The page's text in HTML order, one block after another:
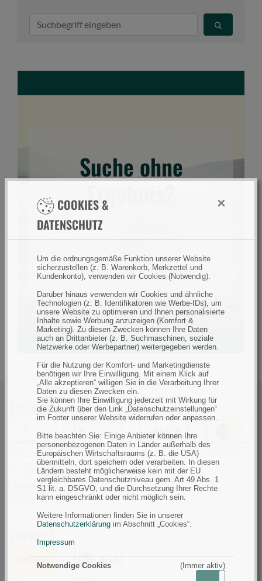
COOKIES &
DATENSCHUTZ
×
Um die ordnungsgemäße Funktion unserer Website
sicherzustellen (z. B. Warenkorb, Merkzettel und
Kundenkonto), verwenden wir Cookies (Notwendig).
Darüber hinaus verwenden wir Cookies und ähnliche
Technologien (z. B. Identifikatoren wie Werbe-IDs), um
unsere Website zu optimieren und Ihnen personalisierte
Inhalte sowie Werbung anzuzeigen (Komfort &
Marketing). Zu diesen Zwecken können Ihre Daten
auch an Drittanbieter (z. B. Suchmaschinen, soziale
Netzwerke oder Werbepartner) weitergegeben werden.
Für die Nutzung der Komfort- und Marketingdienste
benötigen wir Ihre Einwilligung. Mit einem Klick auf
„Alle akzeptieren“ willigen Sie in die Verarbeitung Ihrer
Daten zu diesen Zwecken ein.
Sie können Ihre Einwilligung jederzeit mit Wirkung für
die Zukunft über den Link „Datenschutzeinstellungen“
im Footer unserer Website widerrufen oder anpassen.
Bitte beachten Sie: Einige Anbieter können Ihre
personenbezogenen Daten in Länder außerhalb des
Europäischen Wirtschaftsraums (z. B. die USA)
übermitteln, dort speichern oder verarbeiten. In diesen
Ländern besteht möglicherweise kein mit der EU
vergleichbares Datenschutzniveau gem. Art 49 Abs. 1
S1 lit. a. DSGVO, und die Durchsetzung Ihrer Rechte
kann eingeschränkt oder nicht möglich sein.
Weitere Informationen finden Sie in unserer
Datenschutzerklärung im Abschnitt „Cookies“.
Impressum
Notwendige Cookies (Immer aktiv)
u
Suche ohne
Ergebnis?
Kostenlose Fachberatung
unter
info@peakside.de!
Zahlungsarten
Rechnung PayPal Kreditkarte
Bankeinzug
Versand